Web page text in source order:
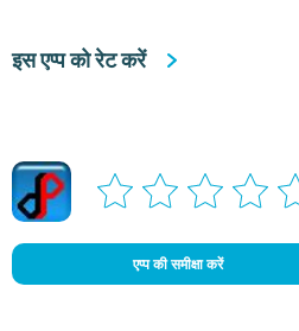
इस एप्प को रेट करें
एप्प की समीक्षा करें